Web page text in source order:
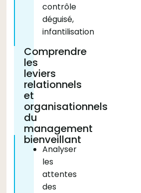
contrôle
déguisé,
infantilisation
Comprendre
les
leviers
relationnels
et
organisationnels
du
management
bienveillant
Analyser
les
attentes
des